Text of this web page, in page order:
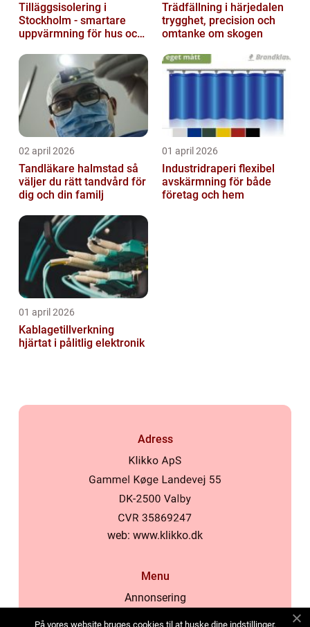
Tilläggsisolering i
Stockholm - smartare
uppvärmning för hus och
Trädfällning i härjedalen
trygghet, precision och
omtanke om skogen
02 april 2026
Tandläkare halmstad så
väljer du rätt tandvård för
dig och din familj
01 april 2026
Industridraperi flexibel
avskärmning för både
företag och hem
01 april 2026
Kablagetillverkning
hjärtat i pålitlig elektronik
Adress
web: www.klikko.dk
Menu
Annonsering
På vores website bruges cookies til at huske dine indstillinger,